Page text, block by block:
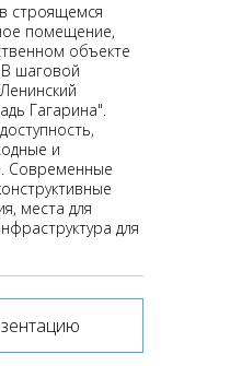
строящемся
помещение,
объекте
В шаговой
Гагарина".
и
Современные
места для
для